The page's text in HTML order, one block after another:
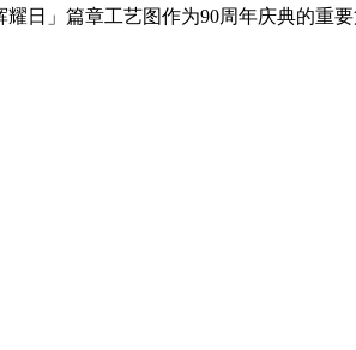
耀日」篇章工艺图作为90周年庆典的重